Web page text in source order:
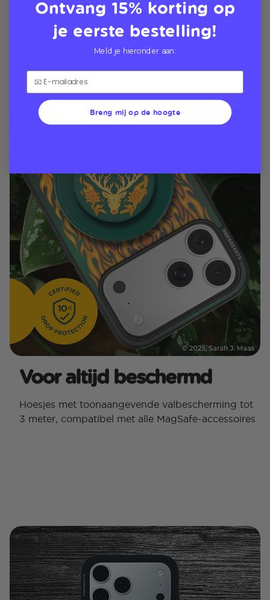
Sterk, MagSafe houdt uw Kindle veilig met een band
die moeilijk te verbreken is
Voor altijd beschermd
Hoesjes met toonaangevende valbescherming tot
3 meter, compatibel met alle MagSafe-accessoires
Ontvang 15% korting op
je eerste bestelling!
Meld je hieronder aan:
Breng mij op de hoogte